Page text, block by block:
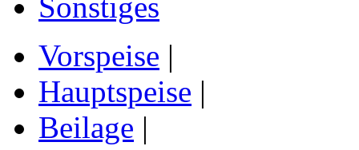
Sonstiges
Vorspeise |
Hauptspeise |
Beilage |